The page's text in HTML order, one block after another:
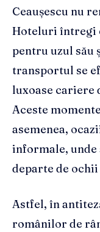
Ceaușescu nu
Hoteluri întregi
pentru uzul său
transportul se
luxoase cariere
Aceste
asemenea,
informale,
departe de
Astfel, în
românilor de